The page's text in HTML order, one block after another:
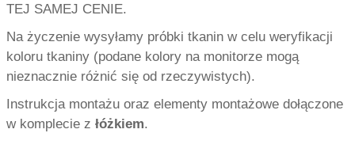
TEJ SAMEJ CENIE.
Na życzenie wysyłamy próbki tkanin w celu weryfikacji
koloru tkaniny (podane kolory na monitorze mogą
nieznacznie różnić się od rzeczywistych).
Instrukcja montażu oraz elementy montażowe dołączone
w komplecie z łóżkiem.